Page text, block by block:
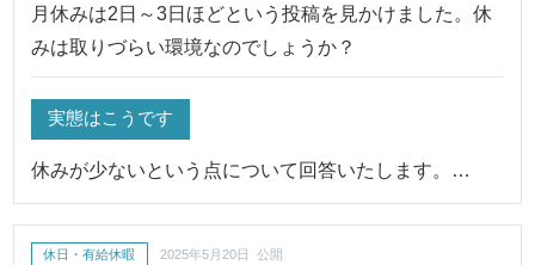
月休みは2日～3日ほどという投稿を見かけました。休
みは取りづらい環境なのでしょうか？
実態はこうです
休みが少ないという点について回答いたします。…
休日・有給休暇 2025年5月20日 公開